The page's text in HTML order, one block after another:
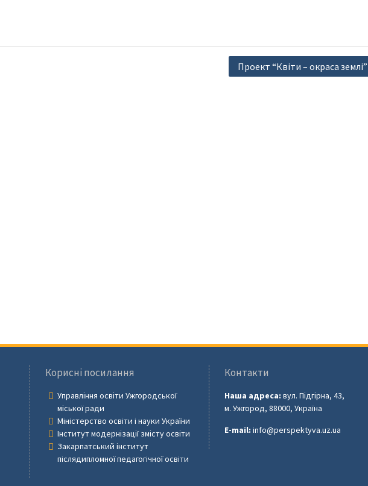
Проект “Квіти – окраса землі”
Корисні посилання
Управління освіти Ужгородської
міської ради
Міністерство освіти і науки України
Інститут модернізації змісту освіти
Закарпатський інститут
післядипломної педагогічної освіти
Контакти
Наша адреса: вул. Підгірна, 43,
м. Ужгород, 88000, Україна
E-mail: info@perspektyva.uz.ua